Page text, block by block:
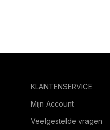
KLANTENSERVICE
Mijn Account
Veelgestelde vragen